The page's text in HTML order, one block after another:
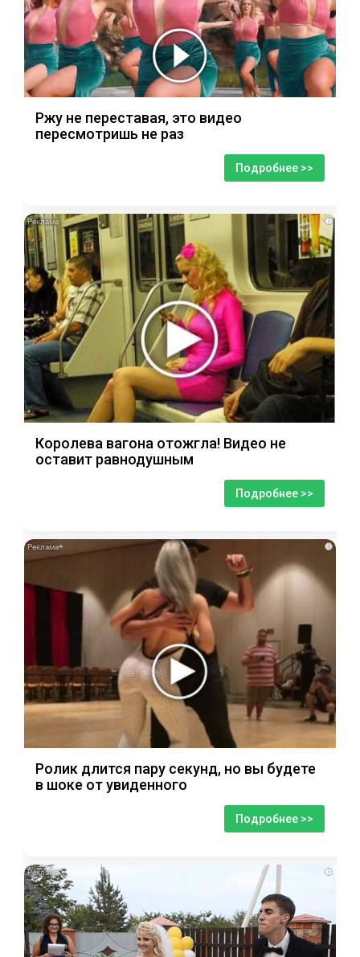
Ржу не переставая, это видео
пересмотришь не раз
Подробнее >>
i
Королева вагона отожгла! Видео не
оставит равнодушным
Подробнее >>
i
Ролик длится пару секунд, но вы будете
в шоке от увиденного
Подробнее >>
i